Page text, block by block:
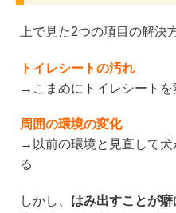
上で見た2つの項目の解決
トイレシートの汚れ
→こまめにトイレシートを
周囲の環境の変化
→以前の環境と見直して犬
る
しかし、 はみ出すことが癖